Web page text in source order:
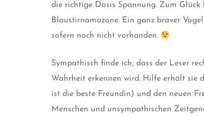
die richtige Dosis Spannung. Zum
Blaustirnamazone. Ein ganz braver
sofern noch nicht vorhanden.
Sympathisch finde ich, dass der Leser
Wahrheit erkennen wird. Hilfe erhält sie
ist die beste Freundin) und den neuen
Menschen und unsympathischen